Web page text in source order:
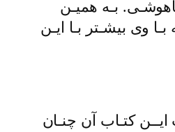
بـه همیـن
وی بیشـتر بـا ایـن
ایــن کتـاب آن چنـان